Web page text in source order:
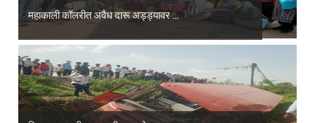
महाकाली कॉलरीत अवैध दारू अड्ड्यावर ...